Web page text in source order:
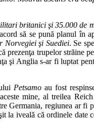
britanici şi 35.000 de
să se pună planul în
Norvegiei şi Suediei. Se
trupelor străine pe
şi Anglia s-ar fi luptat
Petsamo au fost
mine, al treilea
Germania, regiunea ar fi
la iveală că ordinele date